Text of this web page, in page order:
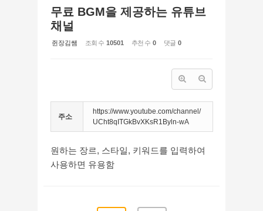
무료 BGM을 제공하는 유튜브
채널
쥔장김쌤 조회 수 10501 추천 수 0 댓글 0
주소
https://www.youtube.com/channel/
UCht8qITGkBvXKsR1Byln-wA
원하는 장르, 스타일, 키워드를 입력하여
사용하면 유용함